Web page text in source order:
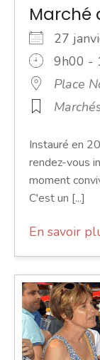
Marché
27
9h00 -
Place
Instauré en
rendez-vous
moment
C'est un [...]
En savoir